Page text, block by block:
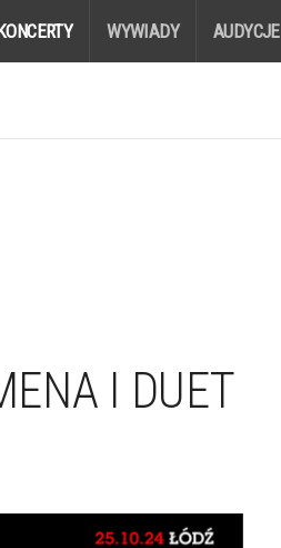
WYWIADY AUDYCJE
I DUET